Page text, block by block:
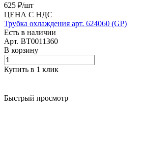
625 ₽/шт
ЦЕНА С НДС
Трубка охлаждения арт. 624060 (GP)
Есть в наличии
Арт. BT0011360
В корзину
Купить в 1 клик
Быстрый просмотр